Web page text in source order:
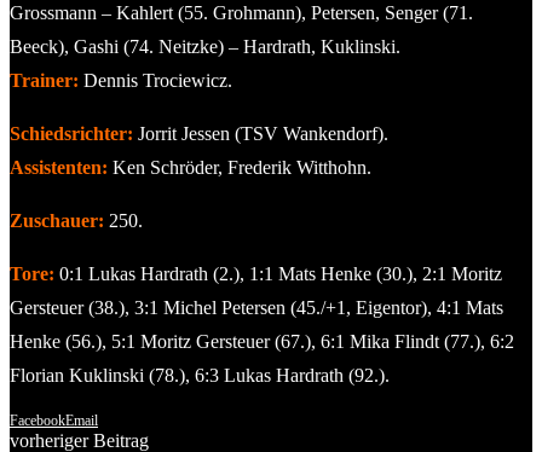
Grossmann – Kahlert (55. Grohmann), Petersen, Senger (71.
Beeck), Gashi (74. Neitzke) – Hardrath, Kuklinski.
Trainer: Dennis Trociewicz.
Schiedsrichter: Jorrit Jessen (TSV Wankendorf).
Assistenten: Ken Schröder, Frederik Witthohn.
Zuschauer: 250.
Tore: 0:1 Lukas Hardrath (2.), 1:1 Mats Henke (30.), 2:1 Moritz
Gersteuer (38.), 3:1 Michel Petersen (45./+1, Eigentor), 4:1 Mats
Henke (56.), 5:1 Moritz Gersteuer (67.), 6:1 Mika Flindt (77.), 6:2
Florian Kuklinski (78.), 6:3 Lukas Hardrath (92.).
FacebookEmail
vorheriger Beitrag